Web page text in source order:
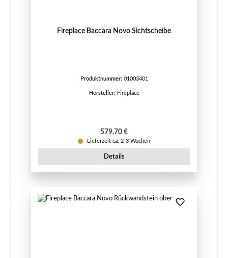
Fireplace Baccara Novo Sichtscheibe
Produktnummer: 01003401
Hersteller: Fireplace
Regulärer Preis:
579,70 €
Lieferzeit ca. 2-3 Wochen
Details